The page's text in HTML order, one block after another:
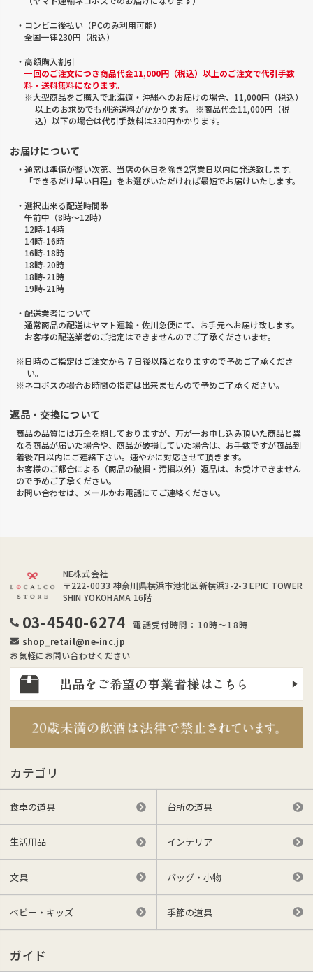
・コンビニ後払い（PCのみ利用可能）
全国一律230円（税込）
・高額購入割引
一回のご注文につき商品代金11,000円（税込）以上のご注文で代引手数
料・送料無料になります。
※大型商品をご購入で北海道・沖縄へのお届けの場合、11,000円（税込）
以上のお求めでも別途送料がかかります。 ※商品代金11,000円（税
込）以下の場合は代引手数料は330円かかります。
お届けについて
・通常は準備が整い次第、当店の休日を除き2営業日以内に発送致します。
「できるだけ早い日程」をお選びいただければ最短でお届けいたします。
・選択出来る配送時間帯
午前中（8時～12時）
12時-14時
14時-16時
16時-18時
18時-20時
18時-21時
19時-21時
・配送業者について
通常商品の配送はヤマト運輸・佐川急便にて、お手元へお届け致します。
お客様の配送業者のご指定はできませんのでご了承くださいませ。
※日時のご指定はご注文から 7 日後以降となりますので予めご了承くださ
い。
※ネコポスの場合お時間の指定は出来ませんので予めご了承ください。
返品・交換について
商品の品質には万全を期しておりますが、万が一お申し込み頂いた商品と異
なる商品が届いた場合や、商品が破損していた場合は、お手数ですが商品到
着後7日以内にご連絡下さい。速やかに対応させて頂きます。
お客様のご都合による（商品の破損・汚損以外）返品は、お受けできません
ので予めご了承ください。
お問い合わせは、メールかお電話にてご連絡ください。
NE株式会社
〒222-0033 神奈川県横浜市港北区新横浜3-2-3 EPIC TOWER
SHIN YOKOHAMA 16階
03-4540-6274
電話受付時間：10時～18時
shop_retail@ne-inc.jp
お気軽にお問い合わせください
カテゴリ
食卓の道具 台所の道具
生活用品 インテリア
文具 バッグ・小物
ベビー・キッズ 季節の道具
ガイド